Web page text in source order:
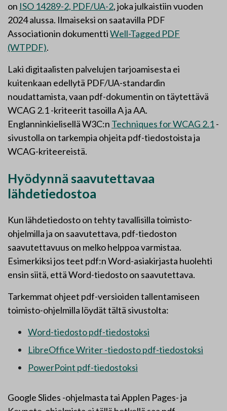
on ISO 14289-2, PDF/UA-2, joka julkaistiin vuoden
2024 alussa. Ilmaiseksi on saatavilla PDF
Associationin dokumenttiWell-Tagged PDF
(WTPDF).
Laki digitaalisten palvelujen tarjoamisesta ei
kuitenkaan edellytä PDF/UA-standardin
noudattamista, vaan pdf-dokumentin on täytettävä
WCAG 2.1 -kriteerit tasoilla A ja AA.
Englanninkielisellä W3C:n Techniques for WCAG 2.1-
sivustolla on tarkempia ohjeita pdf-tiedostoista ja
WCAG-kriteereistä.
Hyödynnä saavutettavaa
lähdetiedostoa
Kun lähdetiedosto on tehty tavallisilla toimisto-
ohjelmilla ja on saavutettava, pdf-tiedoston
saavutettavuus on melko helppoa varmistaa.
Esimerkiksi jos teet pdf:n Word-asiakirjasta huolehti
ensin siitä, että Word-tiedosto on saavutettava.
Tarkemmat ohjeet pdf-versioiden tallentamiseen
toimisto-ohjelmilla löydät tältä sivustolta:
Word-tiedosto pdf-tiedostoksi
LibreOffice Writer -tiedosto pdf-tiedostoksi
PowerPoint pdf-tiedostoksi
Google Slides -ohjelmasta tai Applen Pages- ja